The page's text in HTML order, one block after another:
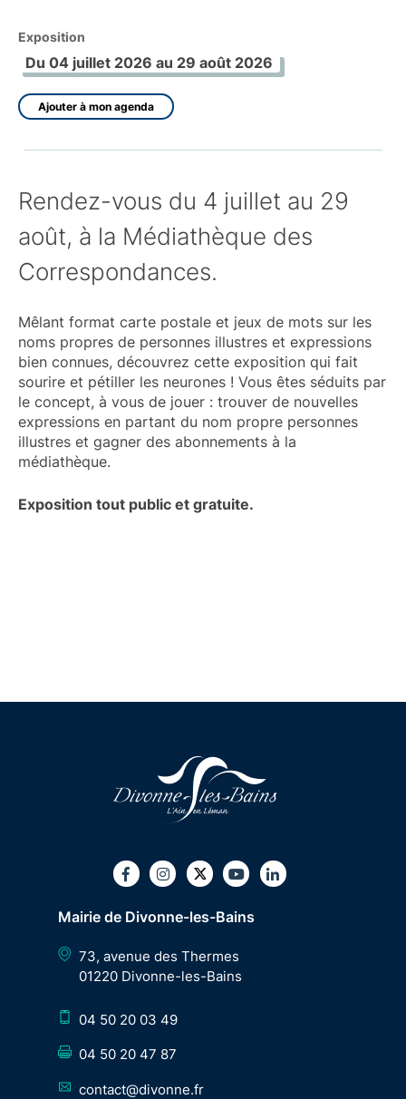
Exposition
Du 04 juillet 2026 au 29 août 2026
Ajouter à mon agenda
Rendez-vous du 4 juillet au 29
août, à la Médiathèque des
Correspondances.
Mêlant format carte postale et jeux de mots sur les
noms propres de personnes illustres et expressions
bien connues, découvrez cette exposition qui fait
sourire et pétiller les neurones ! Vous êtes séduits par
le concept, à vous de jouer : trouver de nouvelles
expressions en partant du nom propre personnes
illustres et gagner des abonnements à la
médiathèque.
Exposition tout public et gratuite.
FacebookInstagram
TwitterYoutubeLinkedIn
Mairie de Divonne-les-Bains
73, avenue des Thermes
01220 Divonne-les-Bains
04 50 20 03 49
04 50 20 47 87
contact@divonne.fr